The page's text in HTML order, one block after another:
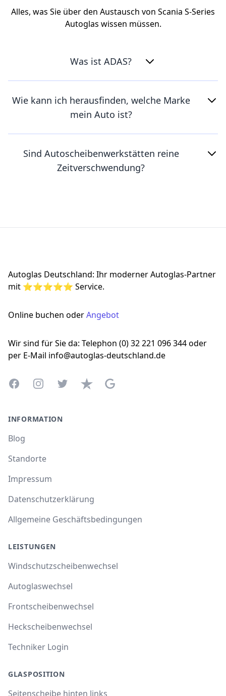
Alles, was Sie über den Austausch von Scania S-Series
Autoglas wissen müssen.
Was ist ADAS?
Wie kann ich herausfinden, welche Marke
mein Auto ist?
Sind Autoscheibenwerkstätten reine
Zeitverschwendung?
Autoglas Deutschland: Ihr moderner Autoglas-Partner
mit ⭐⭐⭐⭐⭐ Service.
Online buchen oderAngebot
Wir sind für Sie da: Telephon (0) 32 221 096 344 oder
per E-Mail info@autoglas-deutschland.de
FacebookInstagramTwitterTrustpilotGoogle Business Profile
INFORMATION
Blog
Standorte
Impressum
Datenschutzerklärung
Allgemeine Geschäftsbedingungen
LEISTUNGEN
Windschutzscheibenwechsel
Autoglaswechsel
Frontscheibenwechsel
Heckscheibenwechsel
Techniker Login
GLASPOSITION
Seitenscheibe hinten links